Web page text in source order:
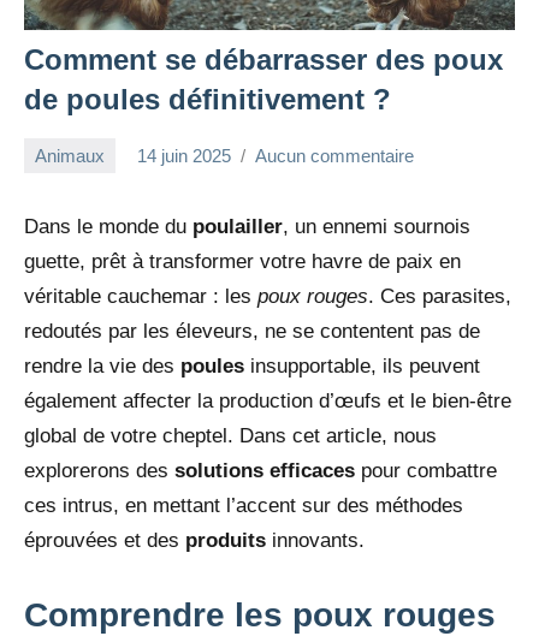
Comment se débarrasser des poux
de poules définitivement ?
Animaux 14 juin 2025 Aucun commentaire
Dans le monde du poulailler, un ennemi sournois
guette, prêt à transformer votre havre de paix en
véritable cauchemar : les poux rouges. Ces parasites,
redoutés par les éleveurs, ne se contentent pas de
rendre la vie des poules insupportable, ils peuvent
également affecter la production d’œufs et le bien-être
global de votre cheptel. Dans cet article, nous
explorerons des solutions efficaces pour combattre
ces intrus, en mettant l’accent sur des méthodes
éprouvées et des produits innovants.
Comprendre les poux rouges